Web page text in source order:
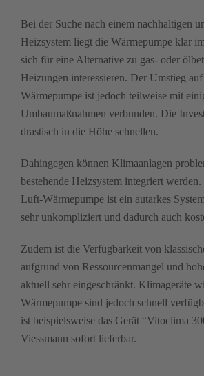
Bei der Suche nach einem nachhaltigen
Heizsystem liegt die Wärmepumpe klar
sich für eine Alternative zu gas- oder
Heizungen interessieren. Der Umstieg
Wärmepumpe ist jedoch teilweise mit
Umbaumaßnahmen verbunden. Die
drastisch in die Höhe schnellen.
Dahingegen können Klimaanlagen
bestehende Heizsystem integriert
Luft-Wärmepumpe ist ein autarkes
sehr unkompliziert und dadurch auch
Zudem ist die Verfügbarkeit von
aufgrund von Ressourcenmangel und
aktuell sehr eingeschränkt. Klimageräte
Wärmepumpe sind jedoch schnell
ist beispielsweise das Gerät “Vitoclima
Viessmann sofort lieferbar.